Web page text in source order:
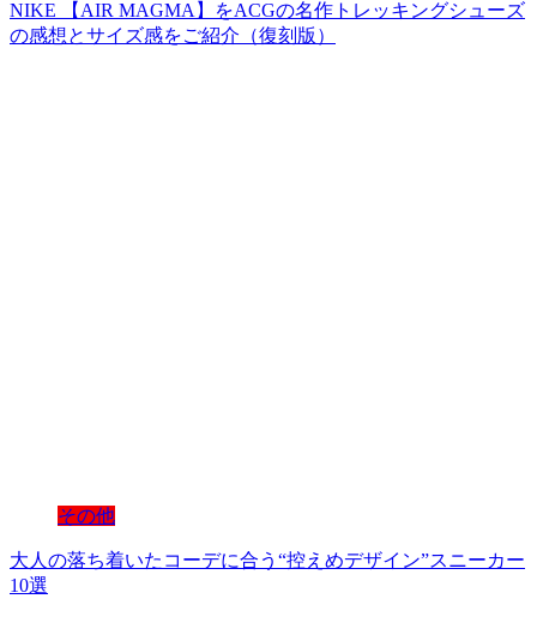
NIKE 【AIR MAGMA】をACGの名作トレッキングシューズ
の感想とサイズ感をご紹介（復刻版）
その他
大人の落ち着いたコーデに合う“控えめデザイン”スニーカー
10選